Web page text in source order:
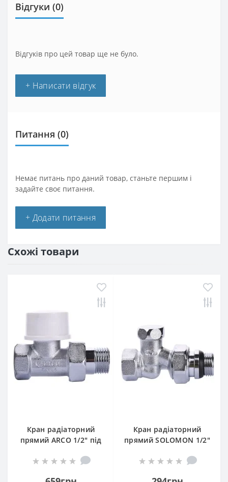
Відгуки (0)
Відгуків про цей товар ще не було.
+ Написати відгук
Питання (0)
Немає питань про даний товар, станьте першим і
задайте своє питання.
+ Додати питання
Схожі товари
Кран радіаторний
прямий ARCO 1/2″ під
TB285 M30
Кран радіаторний
прямий SOLOMON 1/2″
ущільнювачем 161405